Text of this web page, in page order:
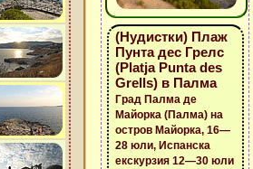
(Нудистки) Плаж
Пунта дес Грелс
(Platja Punta des
Grells) в Палма
Град Палма де
Майорка (Палма) на
остров Майорка, 16—
28 юли, Испанска
екскурзия 12—30 юли